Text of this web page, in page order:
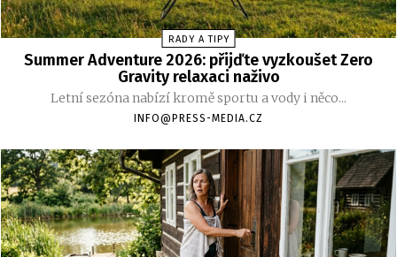
RADY A TIPY
Summer Adventure 2026: přijďte vyzkoušet Zero
Gravity relaxaci naživo
Letní sezóna nabízí kromě sportu a vody i něco...
INFO@PRESS-MEDIA.CZ